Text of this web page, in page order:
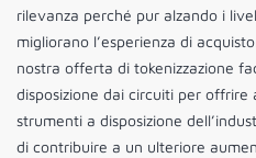
rilevanza perché pur alzando i
migliorano l’esperienza di
nostra offerta di tokenizzazione
disposizione dai circuiti per offrire
strumenti a disposizione
di contribuire a un ulteriore